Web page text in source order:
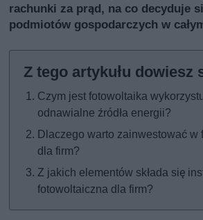
rachunki za prąd, na co decyduje
podmiotów gospodarczych w
Czym jest fotowoltaika
odnawialne źródła energii?
Dlaczego warto zainwestować w
dla firm?
Z jakich elementów składa się
fotowoltaiczna dla firm?